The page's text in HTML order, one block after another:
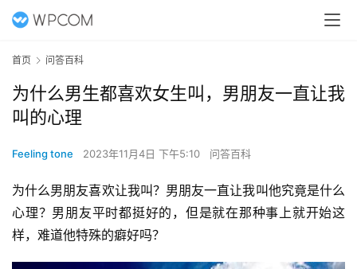
首页 问答百科
为什么男生都喜欢女生叫，男朋友一直让我
叫的心理
Feeling tone 2023年11月4日 下午5:10 问答百科
为什么男朋友喜欢让我叫？男朋友一直让我叫他究竟是什么
心理？男朋友平时都挺好的，但是就在那种事上就开始这
样，难道他特殊的癖好吗？